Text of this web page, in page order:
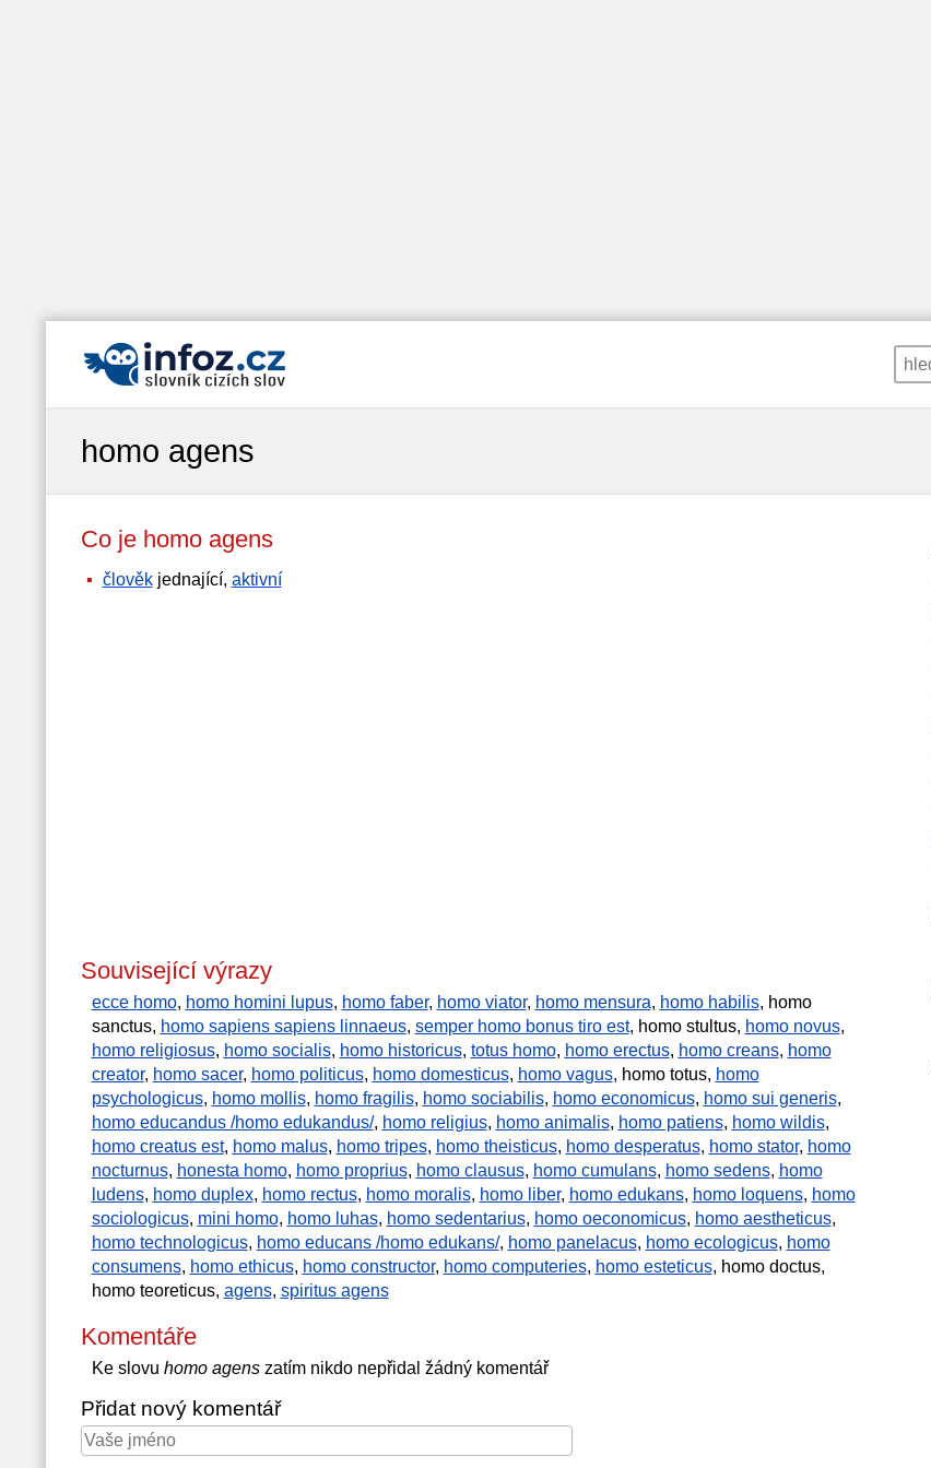
homo agens
Co je homo agens
člověkjednající, aktivní
Související výrazy
ecce homo, homo homini lupus, homo faber, homo viator, homo mensura, homo habilis, homo
sanctus, homo sapiens sapiens linnaeus, semper homo bonus tiro est, homo stultus, homo novus,
homo religiosus, homo socialis, homo historicus, totus homo, homo erectus, homo creans, homo
creator, homo sacer, homo politicus, homo domesticus, homo vagus, homo totus, homo
psychologicus, homo mollis, homo fragilis, homo sociabilis, homo economicus, homo sui generis,
homo educandus /homo edukandus/, homo religius, homo animalis, homo patiens, homo wildis,
homo creatus est, homo malus, homo tripes, homo theisticus, homo desperatus, homo stator, homo
nocturnus, honesta homo, homo proprius, homo clausus, homo cumulans, homo sedens, homo
ludens, homo duplex, homo rectus, homo moralis, homo liber, homo edukans, homo loquens, homo
sociologicus, mini homo, homo luhas, homo sedentarius, homo oeconomicus, homo aestheticus,
homo technologicus, homo educans /homo edukans/, homo panelacus, homo ecologicus, homo
consumens, homo ethicus, homo constructor, homo computeries, homo esteticus, homo doctus,
homo teoreticus, agens, spiritus agens
Komentáře
Ke slovu homo agenszatím nikdo nepřidal žádný komentář
Přidat nový komentář